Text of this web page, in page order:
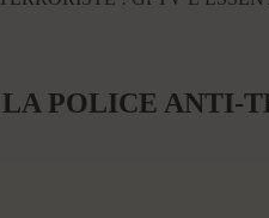
POLICE ANTI-